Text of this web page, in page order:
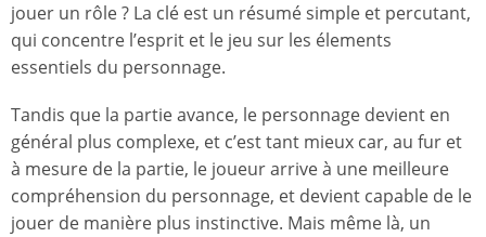
jouer un rôle ? La clé est un résumé simple et percutant,
qui concentre l’esprit et le jeu sur les élements
essentiels du personnage.
Tandis que la partie avance, le personnage devient en
général plus complexe, et c’est tant mieux car, au fur et
à mesure de la partie, le joueur arrive à une meilleure
compréhension du personnage, et devient capable de le
jouer de manière plus instinctive. Mais même là, un